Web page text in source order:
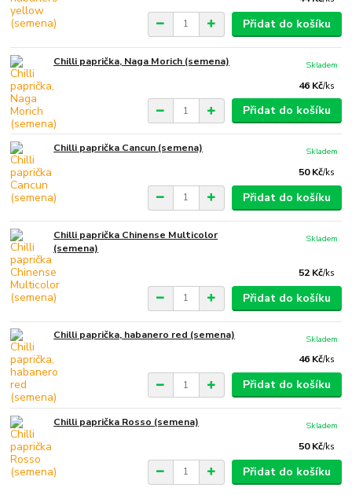
Přidat do košíku
Chilli paprička, Naga Morich (semena)
46 Kč/ks
Skladem
Přidat do košíku
Chilli paprička Cancun (semena)
50 Kč/ks
Skladem
Přidat do košíku
Chilli paprička Chinense Multicolor
(semena)
52 Kč/ks
Skladem
Přidat do košíku
Chilli paprička, habanero red (semena)
46 Kč/ks
Skladem
Přidat do košíku
Chilli paprička Rosso (semena)
50 Kč/ks
Skladem
Přidat do košíku